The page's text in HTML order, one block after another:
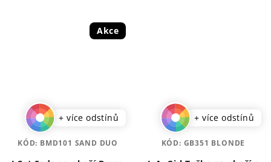
Akce
+ více odstínů
KÓD: BMD101 SAND DUO
+ více odstínů
KÓD: GB351 BLONDE